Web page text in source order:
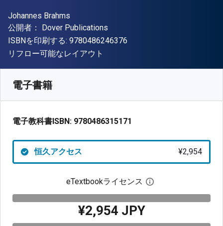
著者
Johannes Brahms
出版社
公開者： Dover Publications
ISBNを印刷する: 9780486246376
形式
リフロー可能なレイアウト
電子書籍
電子教科書ISBN: 9780486315171
恒久アクセス ¥2,954
eTextbookライセンス デジタルライセン
¥2,954 JPY